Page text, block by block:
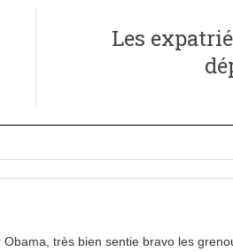
Les
très bien sentie bravo les